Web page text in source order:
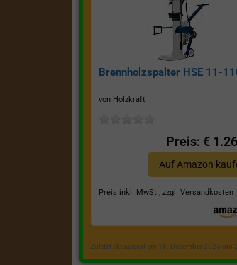
Brennholzspalter HSE 11-
von Holzkraft
Preis: €
Auf Amazon
Preis inkl. MwSt., zzgl. Versandkosten
Zuletzt aktualisiert am 18. Dezember 2023 um